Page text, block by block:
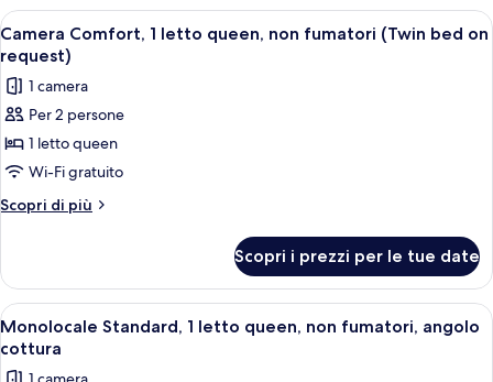
letti
multipli,
non
fumatori
Apri
tutte
le
foto
per
Camera
Comfort,
1
non
fumatori
(Twin
bed
on
Una camera d'albergo con un letto
2
Camera Comfort, 1 letto queen, non fumatori (Twin bed on
request)
1 camera
Per 2 persone
1 letto queen
Wi-Fi gratuito
Scopri di più
Altri
Comfort,
letto
queen,
Scopri i prezzi per le tue date
Apri
tutte
le
Una camera d'albergo con un letto
3
Monolocale Standard, 1 letto queen, non fumatori, angolo
cottura